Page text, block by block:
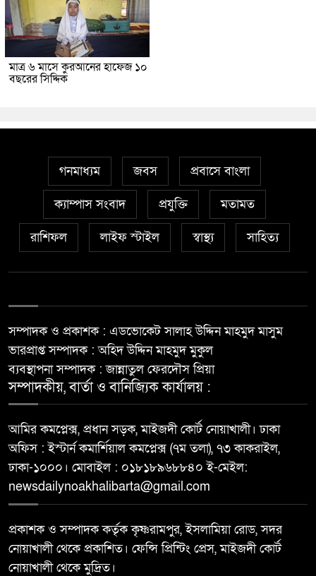
মাত্র ৬ মাসে কুরআনের হাফেজ ১০
বছরের সিদ্দিক
গনমাধ্যম জবস প্রবাসে বাংলা
ক্যাম্পাস সংবাদ প্রযুক্তি মতামত
রাশিফল লাইফ স্টাইল স্বাস্থ্য সাহিত্য
সম্পাদক ও প্রকাশক : এডভোকেট সালাহ উদ্দিন মাহমুদ মাসুম
ভারপ্রাপ্ত সম্পাদক : অহিদ উদ্দিন মাহমুদ মুকুল
ব্যবস্থাপনা সম্পাদক : জান্নাতুল ফেরদৌস প্রিয়া
সম্পাদকীয়, বার্তা ও বানিজ্যিক কার্যালয় :
আমির কমপ্লেক্স, প্রধান সড়ক, মাইজদী কোর্ট নোয়াখালী। ঢাকা
অফিস : ইস্টার্ন কমার্শিয়াল কমপ্লেক্স (৭ম তলা), ৭৩ কাকরাইল,
ঢাকা-১০০০। মোবাইল : ০১৮১৮৯৬৮৮৪০ ই-মেইল:
newsdailynoakhalibarta@gmail.com
প্রকাশক ও সম্পাদক কর্তৃক কৃষ্ণরামপুর, ইসলামিয়া রোড, সদর
নোয়াখালী থেকে প্রকাশিত। ফেন্সি প্রিন্টিং প্রেস, মাইজদী কোর্ট
নোয়াখালী থেকে মুদ্রিত।